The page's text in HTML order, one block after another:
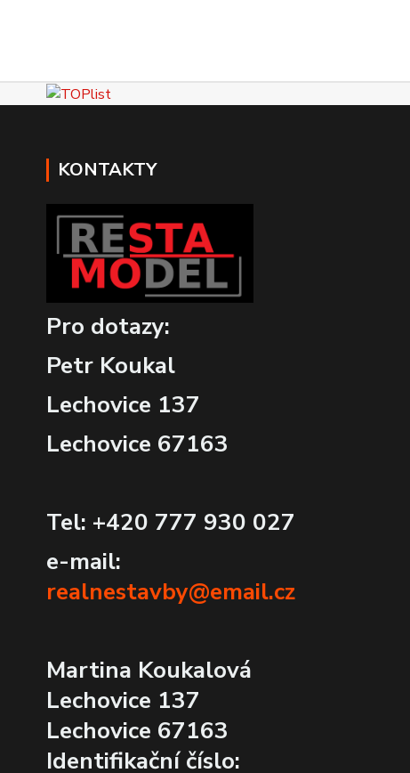
KONTAKTY
Pro dotazy:
Petr Koukal
Lechovice 137
Lechovice 67163
Tel: +420 777 930 027
e-mail:
realnestavby@email.cz
Martina Koukalová
Lechovice 137
Lechovice 67163
Identifikační číslo: